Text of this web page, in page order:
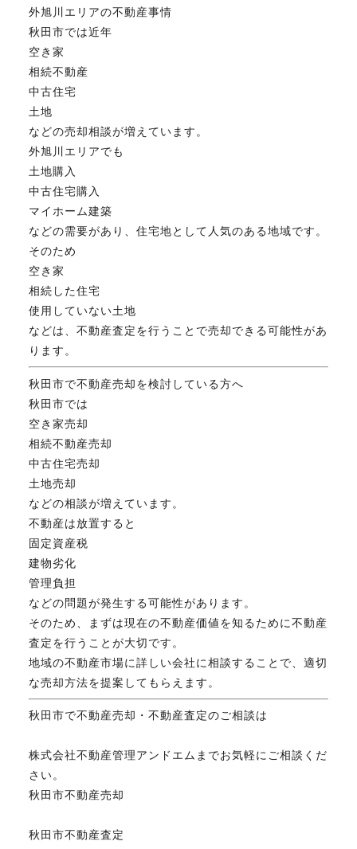
外旭川エリアの不動産事情
秋田市では近年
空き家
相続不動産
中古住宅
土地
などの売却相談が増えています。
外旭川エリアでも
土地購入
中古住宅購入
マイホーム建築
などの需要があり、住宅地として人気のある地域です。
そのため
空き家
相続した住宅
使用していない土地
などは、不動産査定を行うことで売却できる可能性があ
ります。
秋田市で不動産売却を検討している方へ
秋田市では
空き家売却
相続不動産売却
中古住宅売却
土地売却
などの相談が増えています。
不動産は放置すると
固定資産税
建物劣化
管理負担
などの問題が発生する可能性があります。
そのため、まずは現在の不動産価値を知るために不動産
査定を行うことが大切です。
地域の不動産市場に詳しい会社に相談することで、適切
な売却方法を提案してもらえます。
秋田市で不動産売却・不動産査定のご相談は
株式会社不動産管理アンドエムまでお気軽にご相談くだ
さい。
秋田市不動産売却
秋田市不動産査定